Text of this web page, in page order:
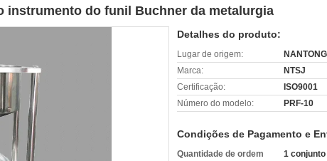
instrumento do funil Buchner da metalurgia
Detalhes do produto:
Lugar de origem:
Marca:
NTSJ
Certificação:
ISO9001
Número do modelo:
PRF-10
Condições de Pagamento e
Quantidade de ordem
1 conjunto